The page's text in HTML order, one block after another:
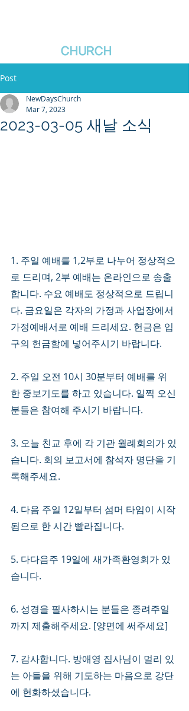
CHURCH
Post
2023-03-05 새날 소식
NewDaysChurch
Mar 7, 2023
1. 주일 예배를 1,2부로 나누어 정상적으
로 드리며, 2부 예배는 온라인으로 송출
합니다. 수요 예배도 정상적으로 드립니
다. 금요일은 각자의 가정과 사업장에서
가정예배서로 예배 드리세요. 헌금은 입
구의 헌금함에 넣어주시기 바랍니다.
2. 주일 오전 10시 30분부터 예배를 위
한 중보기도를 하고 있습니다. 일찍 오신
분들은 참여해 주시기 바랍니다.
3. 오늘 친교 후에 각 기관 월례회의가 있
습니다. 회의 보고서에 참석자 명단을 기
록해주세요.
4. 다음 주일 12일부터 섬머 타임이 시작
됨으로 한 시간 빨라집니다.
5. 다다음주 19일에 새가족환영회가 있
습니다.
6. 성경을 필사하시는 분들은 종려주일
까지 제출해주세요. [양면에 써주세요]
7. 감사합니다. 방애영 집사님이 멀리 있
는 아들을 위해 기도하는 마음으로 강단
에 헌화하셨습니다.